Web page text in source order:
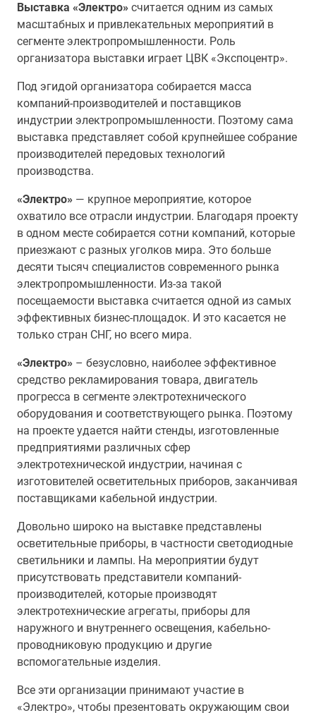
Выставка «Электро» считается одним из самых
масштабных и привлекательных мероприятий в
сегменте электропромышленности. Роль
организатора выставки играет ЦВК «Экспоцентр».
Под эгидой организатора собирается масса
компаний-производителей и поставщиков
индустрии электропромышленности. Поэтому сама
выставка представляет собой крупнейшее собрание
производителей передовых технологий
производства.
«Электро» — крупное мероприятие, которое
охватило все отрасли индустрии. Благодаря проекту
в одном месте собирается сотни компаний, которые
приезжают с разных уголков мира. Это больше
десяти тысяч специалистов современного рынка
электропромышленности. Из-за такой
посещаемости выставка считается одной из самых
эффективных бизнес-площадок. И это касается не
только стран СНГ, но всего мира.
«Электро» – безусловно, наиболее эффективное
средство рекламирования товара, двигатель
прогресса в сегменте электротехнического
оборудования и соответствующего рынка. Поэтому
на проекте удается найти стенды, изготовленные
предприятиями различных сфер
электротехнической индустрии, начиная с
изготовителей осветительных приборов, заканчивая
поставщиками кабельной индустрии.
Довольно широко на выставке представлены
осветительные приборы, в частности светодиодные
светильники и лампы. На мероприятии будут
присутствовать представители компаний-
производителей, которые производят
электротехнические агрегаты, приборы для
наружного и внутреннего освещения, кабельно-
проводниковую продукцию и другие
вспомогательные изделия.
Все эти организации принимают участие в
«Электро», чтобы презентовать окружающим свои